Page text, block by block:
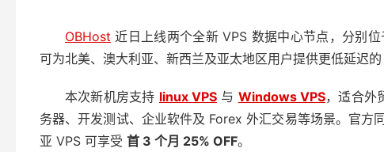
OBHost 近日上线两个全新 VPS 数据中心节点，分别位
可为北美、澳大利亚、新西兰及亚太地区用户提供更低延迟的
本次新机房支持 linux VPS 与 Windows VPS，适合外
务器、开发测试、企业软件及 Forex 外汇交易等场景。官方
亚 VPS 可享受 首 3 个月 25% OFF。